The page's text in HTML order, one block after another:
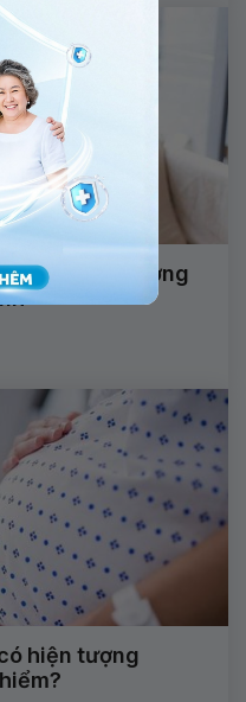
Park khai trương
hiện tượng